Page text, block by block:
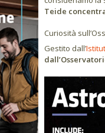
Teide
Curiosità
Gestito dall’